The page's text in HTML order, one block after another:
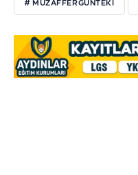
# MUZAFFERGÜNTEKI